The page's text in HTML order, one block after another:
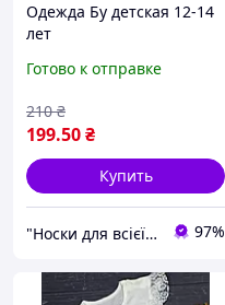
Одежда Бу детская 12-14
лет
Готово к отправке
199.50₴
210 ₴
Купить
"Носки для всієї сім'ї, одяг, взуття та інші товари" 97%